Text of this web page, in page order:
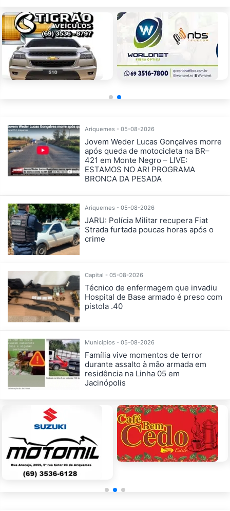
Ariquemes - 05-08-2026
Jovem Weder Lucas Gonçalves morre
após queda de motocicleta na BR–
421 em Monte Negro – LIVE:
ESTAMOS NO AR! PROGRAMA
BRONCA DA PESADA
Ariquemes - 05-08-2026
JARU: Polícia Militar recupera Fiat
Strada furtada poucas horas após o
crime
Capital - 05-08-2026
Técnico de enfermagem que invadiu
Hospital de Base armado é preso com
pistola .40
Municípios - 05-08-2026
Família vive momentos de terror
durante assalto à mão armada em
residência na Linha 05 em
Jacinópolis